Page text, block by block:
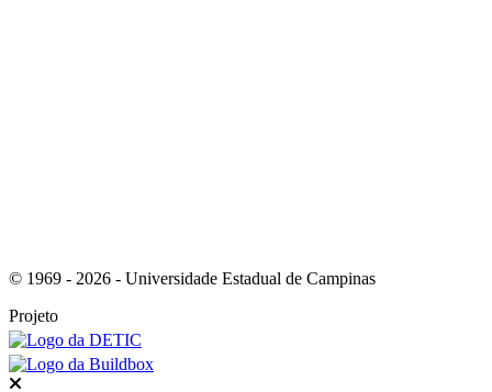
© 1969 - 2026 - Universidade Estadual de Campinas
Projeto